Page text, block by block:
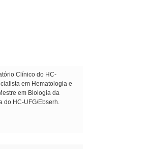
Clínico do HC-
em Hematologia e
em Biologia da
do HC-UFG/Ebserh.